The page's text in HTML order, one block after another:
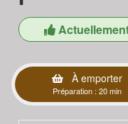
À emporter
Préparation : 20 min